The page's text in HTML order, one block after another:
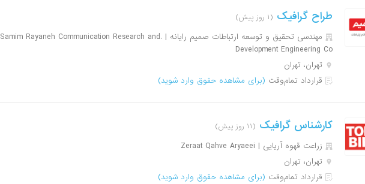
طراح گرافیک (۱ روز پیش)
مهندسی تحقیق و توسعه ارتباطات صمیم رایانه | .Samim Rayaneh Communication Research and
Development Engineering Co
تهران، تهران
قرارداد تمام‌وقت (برای مشاهده حقوق وارد شوید)
کارشناس گرافیک (۱۱ روز پیش)
زراعت قهوه آریایی | Zeraat Qahve Aryaeei
تهران، تهران
قرارداد تمام‌وقت (برای مشاهده حقوق وارد شوید)